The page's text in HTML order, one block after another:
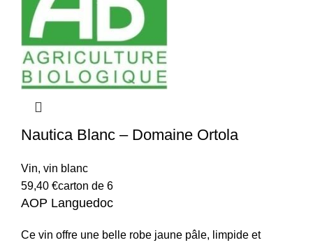
Nautica Blanc – Domaine Ortola
Vin, vin blanc
59,40 €carton de 6
AOP Languedoc
Ce vin offre une belle robe jaune pâle, limpide et